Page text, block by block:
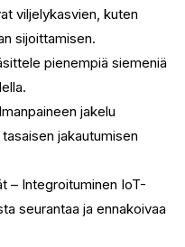
viljelykasvien, kuten
sijoittamisen.
pienempiä siemeniä
jakelu
jakautumisen
– Integroituminen IoT-
seurantaa ja ennakoivaa